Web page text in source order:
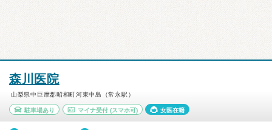
森川医院
山梨県中巨摩郡昭和町河東中島（常永駅）
駐車場あり マイナ受付(スマホ可) 女医在籍